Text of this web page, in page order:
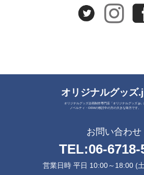
オリジナルグッズ
オリジナルグッズ企画制作専門店「オリジナルグッズ.jp」
ノベルティ・OEMの検討中の方の大きな味方です。
お問い合わせ
TEL:06-6718-
営業日時 平日 10:00～18:00 (